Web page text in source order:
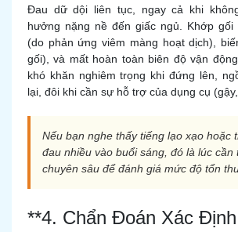
Đau dữ dội liên tục, ngay cả khi
hưởng nặng nề đến giấc ngủ. Khớp
(do phản ứng viêm màng hoạt dịch),
gối), và mất hoàn toàn biên độ vận
khó khăn nghiêm trọng khi đứng lên,
lại, đôi khi cần sự hỗ trợ của dụng cụ
Nếu bạn nghe thấy tiếng lạo xạo hoặc
đau nhiều vào buổi sáng, đó là lúc cần
chuyên sâu để đánh giá mức độ tổn
**4. Chẩn Đoán Xác